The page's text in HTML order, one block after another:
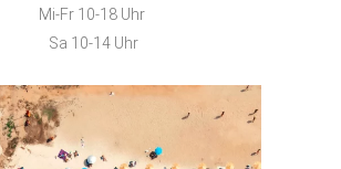
Mi-Fr 10-18 Uhr
Sa 10-14 Uhr